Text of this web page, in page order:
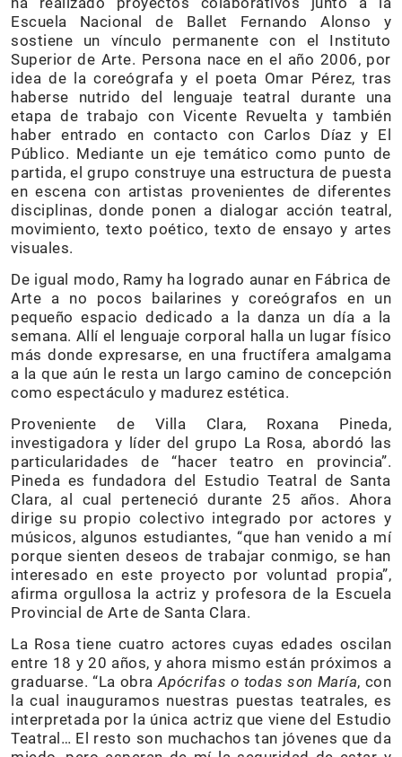
Escuela Nacional de Ballet Fernando Alonso y
sostiene un vínculo permanente con el Instituto
Superior de Arte. Persona nace en el año 2006, por
idea de la coreógrafa y el poeta Omar Pérez, tras
haberse nutrido del lenguaje teatral durante una
etapa de trabajo con Vicente Revuelta y también
haber entrado en contacto con Carlos Díaz y El
Público. Mediante un eje temático como punto de
partida, el grupo construye una estructura de puesta
en escena con artistas provenientes de diferentes
disciplinas, donde ponen a dialogar acción teatral,
movimiento, texto poético, texto de ensayo y artes
visuales.
De igual modo, Ramy ha logrado aunar en Fábrica de
Arte a no pocos bailarines y coreógrafos en un
pequeño espacio dedicado a la danza un día a la
semana. Allí el lenguaje corporal halla un lugar físico
más donde expresarse, en una fructífera amalgama
a la que aún le resta un largo camino de concepción
como espectáculo y madurez estética.
Proveniente de Villa Clara, Roxana Pineda,
investigadora y líder del grupo La Rosa, abordó las
particularidades de “hacer teatro en provincia”.
Pineda es fundadora del Estudio Teatral de Santa
Clara, al cual perteneció durante 25 años. Ahora
dirige su propio colectivo integrado por actores y
músicos, algunos estudiantes, “que han venido a mí
porque sienten deseos de trabajar conmigo, se han
interesado en este proyecto por voluntad propia”,
afirma orgullosa la actriz y profesora de la Escuela
Provincial de Arte de Santa Clara.
La Rosa tiene cuatro actores cuyas edades oscilan
entre 18 y 20 años, y ahora mismo están próximos a
graduarse. “La obraApócrifas o todas son María, con
la cual inauguramos nuestras puestas teatrales, es
interpretada por la única actriz que viene del Estudio
Teatral… El resto son muchachos tan jóvenes que da